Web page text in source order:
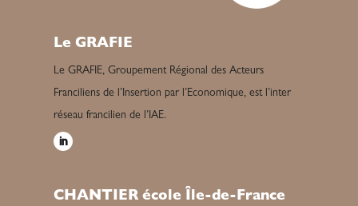
Le GRAFIE
Le GRAFIE, Groupement Régional des Acteurs
Franciliens de l’Insertion par l’Economique, est l’inter
réseau francilien de l’IAE.
CHANTIER école Île-de-France